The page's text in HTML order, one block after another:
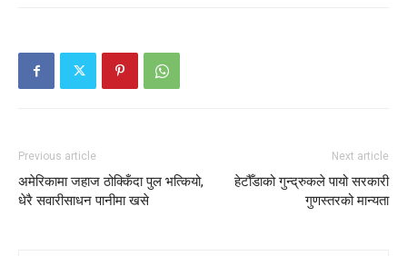
Previous article
अमेरिकामा जहाज ठोक्किँदा पुल भत्कियो,
धेरै सवारीसाधन पानीमा खसे
Next article
हेटौँडाको गुन्द्रुकले पायो सरकारी
गुणस्तरको मान्यता